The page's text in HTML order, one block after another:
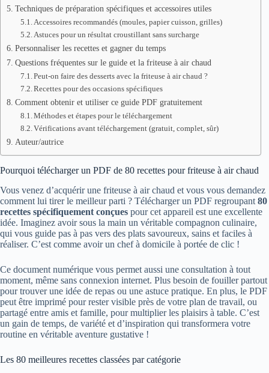
Techniques de préparation spécifiques et accessoires utiles
Accessoires recommandés (moules, papier cuisson, grilles)
Astuces pour un résultat croustillant sans surcharge
Personnaliser les recettes et gagner du temps
Questions fréquentes sur le guide et la friteuse à air chaud
Peut-on faire des desserts avec la friteuse à air chaud ?
Recettes pour des occasions spécifiques
Comment obtenir et utiliser ce guide PDF gratuitement
Méthodes et étapes pour le téléchargement
Vérifications avant téléchargement (gratuit, complet, sûr)
Auteur/autrice
Pourquoi télécharger un PDF de 80 recettes pour friteuse à air chaud
Vous venez d’acquérir une friteuse à air chaud et vous vous demandez
comment lui tirer le meilleur parti ? Télécharger un PDF regroupant 80
recettes spécifiquement conçues pour cet appareil est une excellente
idée. Imaginez avoir sous la main un véritable compagnon culinaire,
qui vous guide pas à pas vers des plats savoureux, sains et faciles à
réaliser. C’est comme avoir un chef à domicile à portée de clic !
Ce document numérique vous permet aussi une consultation à tout
moment, même sans connexion internet. Plus besoin de fouiller partout
pour trouver une idée de repas ou une astuce pratique. En plus, le PDF
peut être imprimé pour rester visible près de votre plan de travail, ou
partagé entre amis et famille, pour multiplier les plaisirs à table. C’est
un gain de temps, de variété et d’inspiration qui transformera votre
routine en véritable aventure gustative !
Les 80 meilleures recettes classées par catégorie